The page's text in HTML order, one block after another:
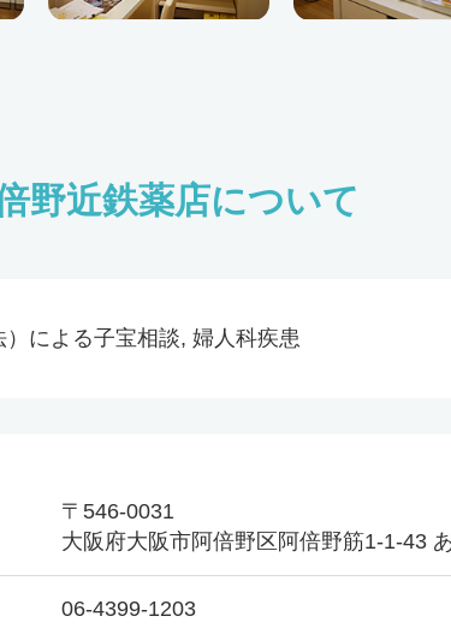
野近鉄薬店について
）による子宝相談, 婦人科疾患
〒546-0031
大阪府大阪市阿倍野区阿倍野筋1-1-43
06-4399-1203